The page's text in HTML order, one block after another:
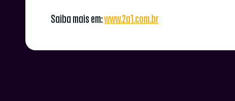
Saiba mais em:www.2a1.com.br